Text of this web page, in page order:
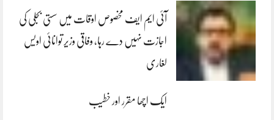
آئی ایم ایف مخصوص اوقات میں سستی بجلی کی
اجازت نہیں دے رہا، وفاقی وزیر توانائی اویس
لغاری
ایک اچھا مقرر اور خطیب